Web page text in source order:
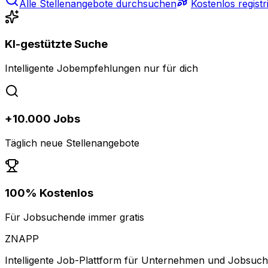
Alle Stellenangebote durchsuchen Kostenlos
KI-gestützte Suche
Intelligente Jobempfehlungen nur für dich
+10.000 Jobs
Täglich neue Stellenangebote
100% Kostenlos
Für Jobsuchende immer gratis
ZNAPP
Intelligente Job-Plattform für Unternehmen und